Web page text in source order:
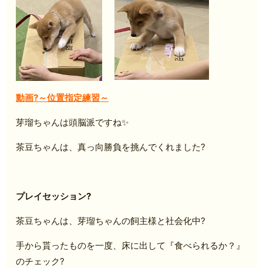
動画?～位置指定練習～
芽瑠ちゃんは頭脳派ですね✨
茶豆ちゃんは、真っ向勝負を挑んでくれました?
プレイセッション?
茶豆ちゃんは、芽瑠ちゃんの飼主様と社会化中?
手から貰ったものを一度、床に出して『食べられるか？』
のチェック?